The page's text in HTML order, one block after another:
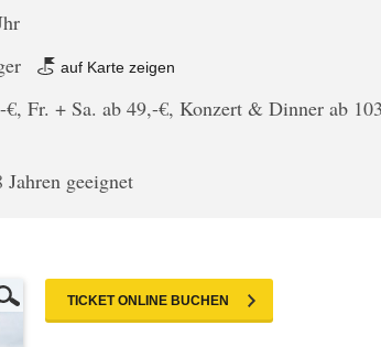
auf Karte zeigen
Fr. + Sa. ab 49,-€, Konzert & Dinner ab
geeignet
TICKET ONLINE BUCHEN